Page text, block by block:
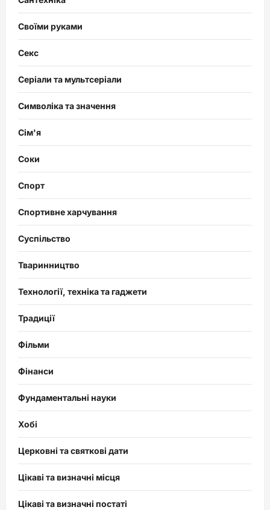
Своїми руками
Секс
Серіали та мультсеріали
Символіка та значення
Сім'я
Соки
Спорт
Спортивне харчування
Суспільство
Тваринництво
Технології, техніка та гаджети
Традиції
Фільми
Фінанси
Фундаментальні науки
Хобі
Церковні та святкові дати
Цікаві та визначні місця
Цікаві та визначні постаті